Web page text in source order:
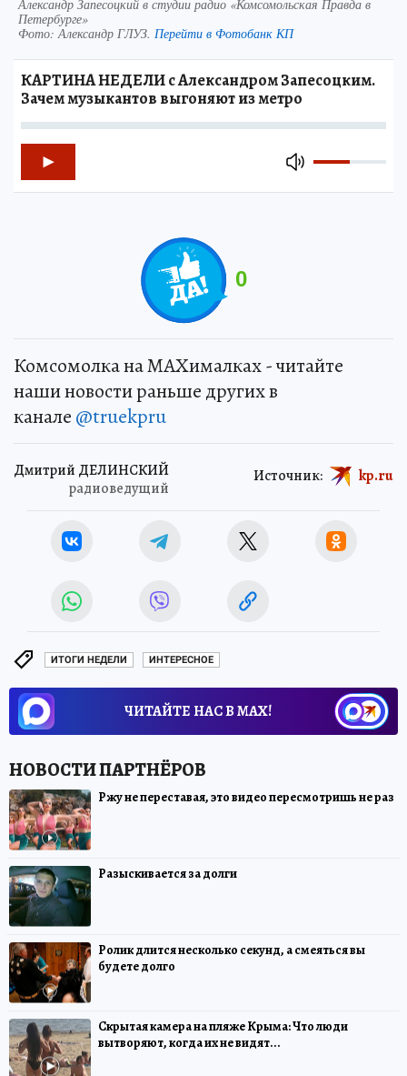
Александр Запесоцкий в студии радио «Комсомольская Правда в
Петербурге»
Фото: Александр ГЛУЗ. Перейти в Фотобанк КП
КАРТИНА НЕДЕЛИ с Александром Запесоцким.
Зачем музыкантов выгоняют из метро
0
Комсомолка на MAXималках - читайте
наши новости раньше других в
канале @truekpru
Дмитрий ДЕЛИНСКИЙ
радиоведущий
Источник: kp.ru
ИТОГИ НЕДЕЛИ ИНТЕРЕСНОЕ
ЧИТАЙТЕ НАС В МАХ!
Ржу не переставая, это видео пересмотришь не раз
Разыскивается за долги
Ролик длится несколько секунд, а смеяться вы
будете долго
Скрытая камера на пляже Крыма: Что люди
вытворяют, когда их не видят...